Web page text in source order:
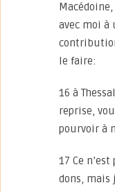
avec moi à
le faire:
16 à
reprise,
pourvoir à
17 Ce
dons, mais